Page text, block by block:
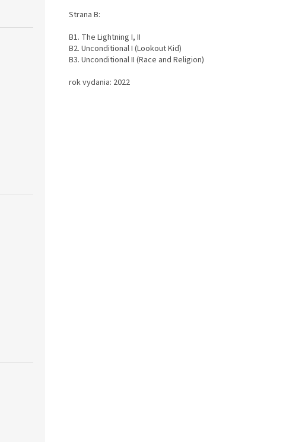
Strana B:
B1. The Lightning I, II
B2. Unconditional I (Lookout Kid)
B3. Unconditional II (Race and Religion)
rok vydania: 2022